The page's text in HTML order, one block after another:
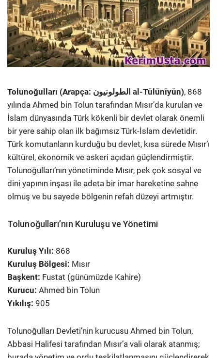
Tolunoğulları (Arapça: الطولونيون al-Tūlūnīyūn), 868
yılında Ahmed bin Tolun tarafından Mısır’da kurulan ve
İslam dünyasında Türk kökenli bir devlet olarak önemli
bir yere sahip olan ilk bağımsız Türk-İslam devletidir.
Türk komutanların kurduğu bu devlet, kısa sürede Mısır’ı
kültürel, ekonomik ve askeri açıdan güçlendirmiştir.
Tolunoğulları’nın yönetiminde Mısır, pek çok sosyal ve
dini yapının inşası ile adeta bir imar hareketine sahne
olmuş ve bu sayede bölgenin refah düzeyi artmıştır.
Tolunoğulları’nın Kuruluşu ve Yönetimi
Kuruluş Yılı: 868
Kuruluş Bölgesi: Mısır
Başkent: Fustat (günümüzde Kahire)
Kurucu: Ahmed bin Tolun
Yıkılış: 905
Tolunoğulları Devleti’nin kurucusu Ahmed bin Tolun,
Abbasi Halifesi tarafından Mısır’a vali olarak atanmış;